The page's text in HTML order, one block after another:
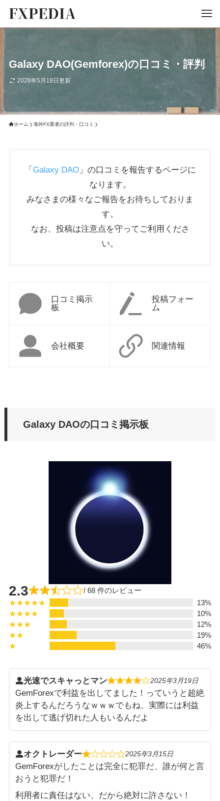
Galaxy DAO(Gemforex)の口コミ・評判
2026年5月19日更新
ホーム 海外FX業者の評判・口コミ
「 Galaxy DAO」の口コミを報告するページに
なります。
みなさまの様々なご報告をお待ちしておりま
す。
なお、投稿は注意点を守ってご利用くださ
い。
口コミ掲示
板
投稿フォー
ム
会社概要 関連情報
Galaxy DAOの口コミ掲示板
2.3
/ 68 件のレビュー
★★★★★
13%
★★★★
10%
★★★
12%
★★
19%
★
46%
2025年3月19日
GemForexで利益を出してました！っていうと超絶
炎上するんだろうなｗｗｗでもね、実際には利益
を出して逃げ切れた人もいるんだよ
光速でスキャっとマン
2025年3月15日
GemForexがしたことは完全に犯罪だ、誰が何と言
おうと犯罪だ！
利用者に責任はない、だから絶対に許さない！
オクトレーダー